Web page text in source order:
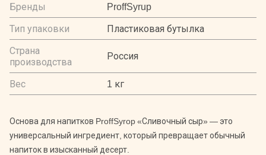
Бренды
ProffSyrup
Тип упаковки
Пластиковая бутылка
Страна
производства
Россия
Вес 1 кг
Основа для напитков ProffSyrop «Сливочный сыр» — это
универсальный ингредиент, который превращает обычный
напиток в изысканный десерт.